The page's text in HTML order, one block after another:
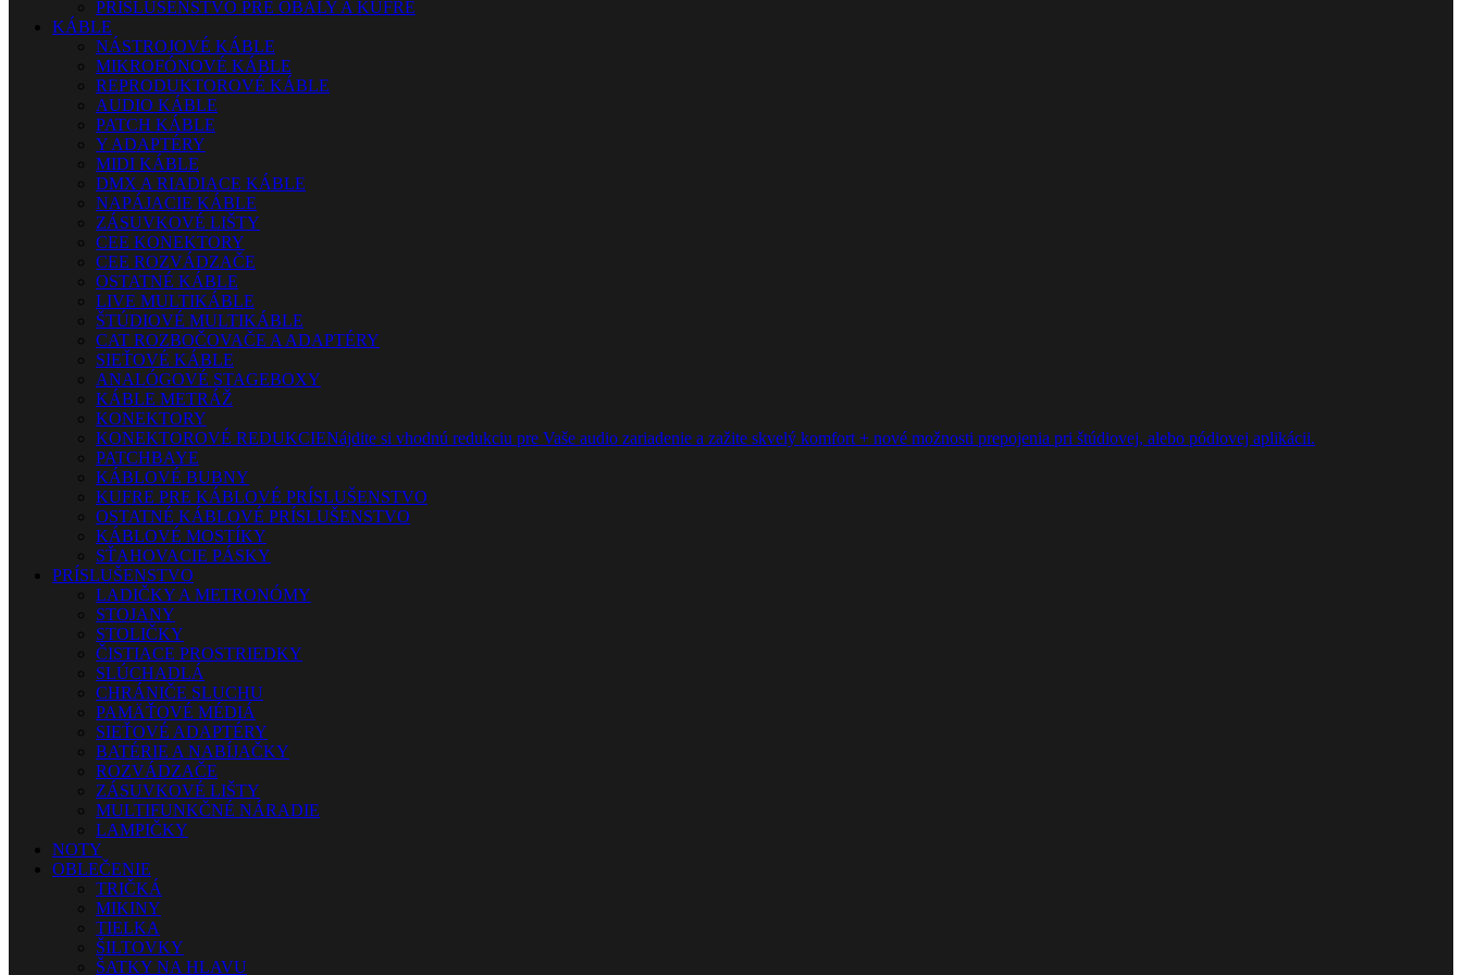
PRÍSLUŠENSTVO PRE OBALY A KUFRE
KÁBLE
NÁSTROJOVÉ KÁBLE
MIKROFÓNOVÉ KÁBLE
REPRODUKTOROVÉ KÁBLE
AUDIO KÁBLE
PATCH KÁBLE
Y ADAPTÉRY
MIDI KÁBLE
DMX A RIADIACE KÁBLE
NAPÁJACIE KÁBLE
ZÁSUVKOVÉ LIŠTY
CEE KONEKTORY
CEE ROZVÁDZAČE
OSTATNÉ KÁBLE
LIVE MULTIKÁBLE
ŠTÚDIOVÉ MULTIKÁBLE
CAT ROZBOČOVAČE A ADAPTÉRY
SIEŤOVÉ KÁBLE
ANALÓGOVÉ STAGEBOXY
KÁBLE METRÁŽ
KONEKTORY
KONEKTOROVÉ REDUKCIENájdite si vhodnú redukciu pre Vaše audio zariadenie a zažite skvelý komfort + nové možnosti prepojenia pri štúdiovej, alebo pódiovej aplikácii.
PATCHBAYE
KÁBLOVÉ BUBNY
KUFRE PRE KÁBLOVÉ PRÍSLUŠENSTVO
OSTATNÉ KÁBLOVÉ PRÍSLUŠENSTVO
KÁBLOVÉ MOSTÍKY
SŤAHOVACIE PÁSKY
PRÍSLUŠENSTVO
LADIČKY A METRONÓMY
STOJANY
STOLIČKY
ČISTIACE PROSTRIEDKY
SLÚCHADLÁ
CHRÁNIČE SLUCHU
PAMÄŤOVÉ MÉDIÁ
SIEŤOVÉ ADAPTÉRY
BATÉRIE A NABÍJAČKY
ROZVÁDZAČE
ZÁSUVKOVÉ LIŠTY
MULTIFUNKČNÉ NÁRADIE
LAMPIČKY
NOTY
OBLEČENIE
TRIČKÁ
MIKINY
TIELKA
ŠILTOVKY
ŠATKY NA HLAVU